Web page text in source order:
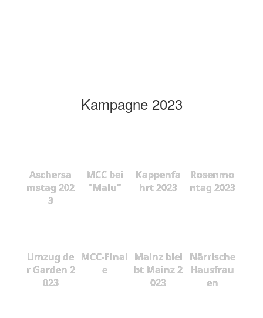
Kampagne 2023
Aschersa
mstag 202
3
MCC bei
"Malu"
Kappenfa
hrt 2023
Rosenmo
ntag 2023
Umzug de
r Garden 2
023
MCC-Final
e
Mainz blei
bt Mainz 2
023
Närrische
Hausfrau
en